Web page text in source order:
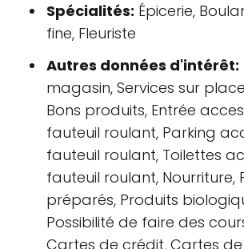
Spécialités: Épicerie,
fine, Fleuriste
Autres données d'intérêt:
magasin, Services sur
Bons produits, Entrée
fauteuil roulant, Parking
fauteuil roulant, Toilettes
fauteuil roulant, Nourriture,
préparés, Produits
Possibilité de faire des
Cartes de crédit, Cartes